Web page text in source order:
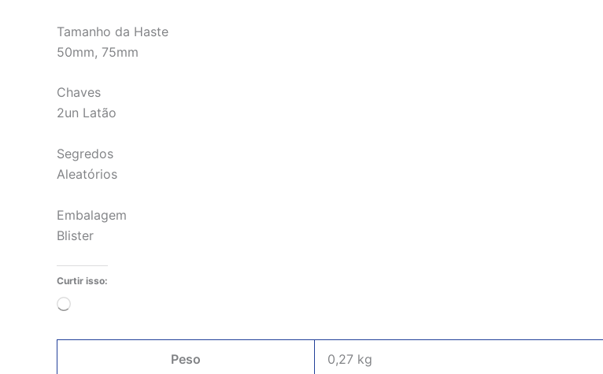
Tamanho da Haste
50mm, 75mm
Chaves
2un Latão
Segredos
Aleatórios
Embalagem
Blister
Curtir isso:
Carregando...
Peso 0,27 kg